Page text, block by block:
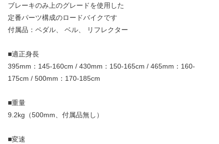
ブレーキのみ上のグレードを使用した
定番パーツ構成のロードバイクです
付属品：ペダル、 ベル、 リフレクター
■適正身長
395mm：145-160cm / 430mm：150-165cm / 465mm：160-
175cm / 500mm：170-185cm
■重量
9.2kg（500mm、付属品無し）
■変速